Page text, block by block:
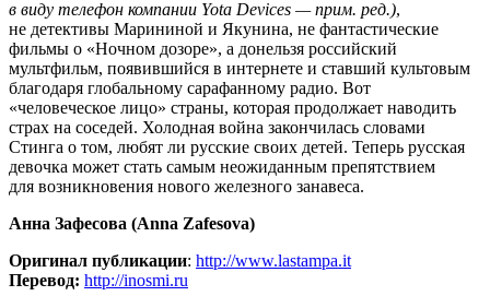
в виду телефон компании Yota Devices — прим. ред.),
не детективы Марининой и Якунина, не фантастические
фильмы о «Ночном дозоре», а донельзя российский
мультфильм, появившийся в интернете и ставший культовым
благодаря глобальному сарафанному радио. Вот
«человеческое лицо» страны, которая продолжает наводить
страх на соседей. Холодная война закончилась словами
Стинга о том, любят ли русские своих детей. Теперь русская
девочка может стать самым неожиданным препятствием
для возникновения нового железного занавеса.
Анна Зафесова (Anna Zafesova)
Оригинал публикации: http://www.lastampa.it
Перевод: http://inosmi.ru